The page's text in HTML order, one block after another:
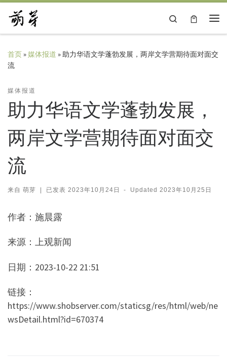
Skip to content
Search
首页»媒体报道 »助力华语文学蓬勃发展，两岸文学营期待面对面交
流
媒体报道
助力华语文学蓬勃发展，
两岸文学营期待面对面交
流
来自 萌芽 | 已发表 2023年10月24日 - Updated2023年10月25日
作者：施晨露
来源：上观新闻
日期： 2023-10-22 21:51
链接：
https://www.shobserver.com/staticsg/res/html/web/ne
wsDetail.html?id=670374